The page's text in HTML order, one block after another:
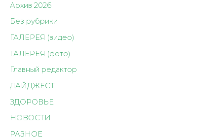
Архив 2026
Без рубрики
ГАЛЕРЕЯ (видео)
ГАЛЕРЕЯ (фото)
Главный редактор
ДАЙДЖЕСТ
ЗДОРОВЬЕ
НОВОСТИ
РАЗНОЕ